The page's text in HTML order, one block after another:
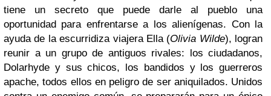
tiene un secreto que puede darle al pueblo una
oportunidad para enfrentarse a los alienígenas. Con la
ayuda de la escurridiza viajera Ella (Olivia Wilde), logran
reunir a un grupo de antiguos rivales: los ciudadanos,
Dolarhyde y sus chicos, los bandidos y los guerreros
apache, todos ellos en peligro de ser aniquilados. Unidos